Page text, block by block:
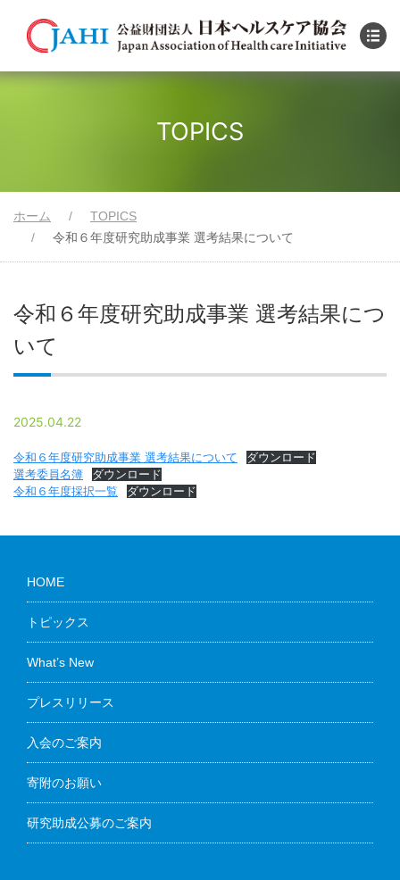
TOPICS
ホーム
TOPICS
令和６年度研究助成事業 選考結果について
令和６年度研究助成事業 選考結果につ
いて
2025.04.22
令和６年度研究助成事業 選考結果について
ダウンロード
選考委員名簿
ダウンロード
令和６年度採択一覧
ダウンロード
HOME
トピックス
What’s New
プレスリリース
入会のご案内
寄附のお願い
研究助成公募のご案内